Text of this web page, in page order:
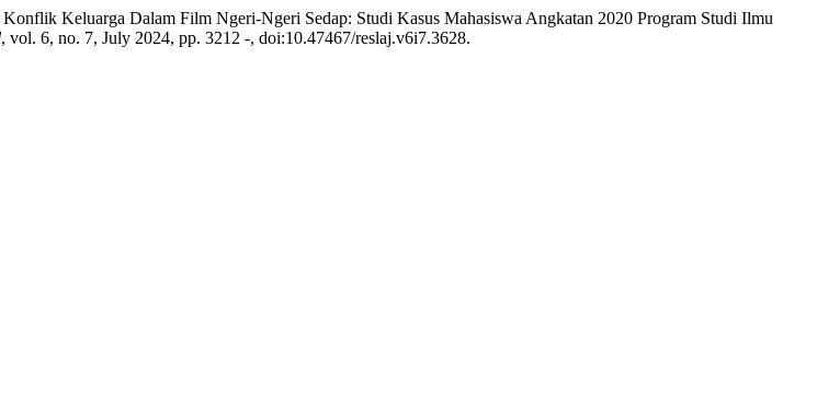
Keluarga Dalam Film Ngeri-Ngeri Sedap: Studi Kasus Mahasiswa Angkatan 2020 Program Studi Ilmu
, vol. 6, no. 7, July 2024, pp. 3212 -, doi:10.47467/reslaj.v6i7.3628.